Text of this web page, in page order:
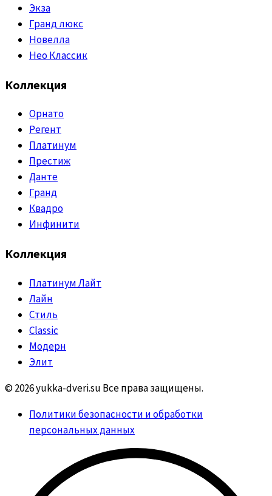
Экза
Гранд люкс
Новелла
Нео Классик
Коллекция
Орнато
Регент
Платинум
Престиж
Данте
Гранд
Квадро
Инфинити
Коллекция
Платинум Лайт
Лайн
Стиль
Classic
Модерн
Элит
© 2026 yukka-dveri.su Все права защищены.
Политики безопасности и обработки
персональных данных